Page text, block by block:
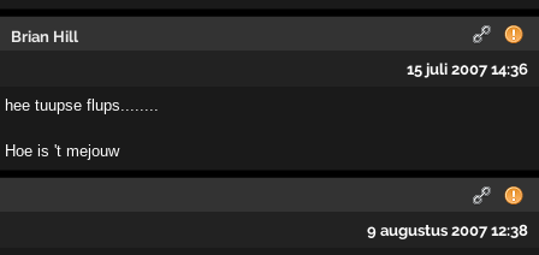
Brian Hill
15 juli 2007 14:36
hee tuupse flups........
Hoe is 't mejouw
9 augustus 2007 12:38